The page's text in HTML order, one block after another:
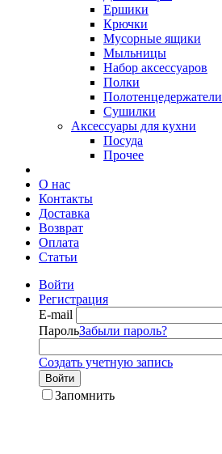
Ершики
Крючки
Мусорные ящики
Мыльницы
Набор аксессуаров
Полки
Полотенцедержатели
Сушилки
Аксессуары для кухни
Посуда
Прочее
О нас
Контакты
Доставка
Возврат
Оплата
Статьи
Войти
Регистрация
E-mail
ПарольЗабыли пароль?
Создать учетную запись
Войти
Запомнить